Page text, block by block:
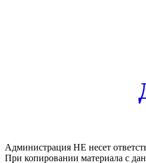
Администрация НЕ несет
При копировании материала с